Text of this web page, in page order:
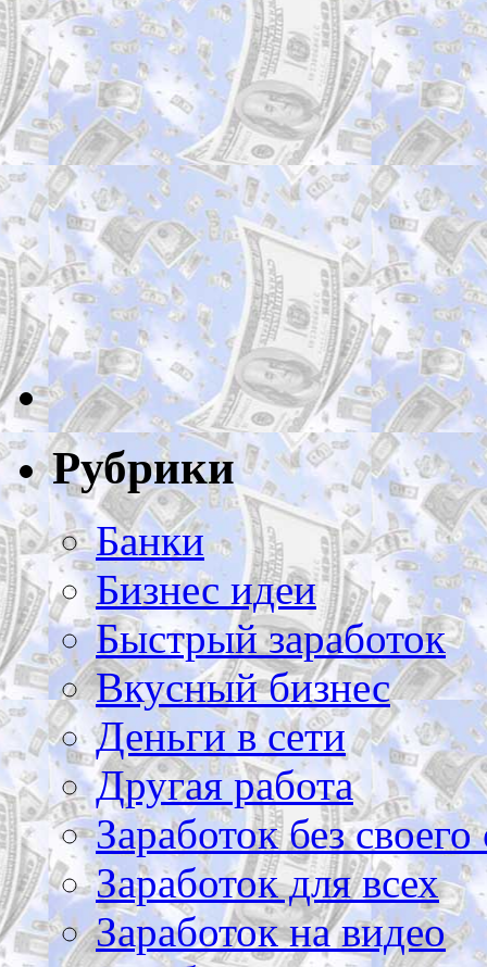
Рубрики
Банки
Бизнес идеи
Быстрый заработок
Вкусный бизнес
Деньги в сети
Другая работа
Заработок без своего
Заработок для всех
Заработок на видео